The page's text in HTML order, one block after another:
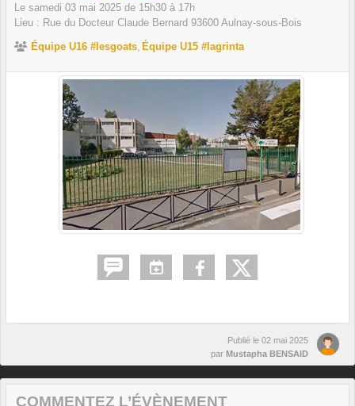
Le samedi 03 mai 2025 de 15h30 à 17h
Lieu : Rue du Docteur Claude Bernard 93600 Aulnay-sous-Bois
Équipe U16 #lesgoats Équipe U15 #lagrinta
Publié le 02 mai 2025
par Mustapha BENSAID
COMMENTEZ L’ÉVÈNEMENT